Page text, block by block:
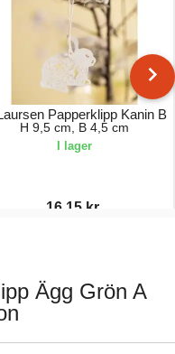
Papperklipp Kanin B
H 9,5 cm, B 4,5 cm
I lager
16,15 kr.
Ägg Grön A